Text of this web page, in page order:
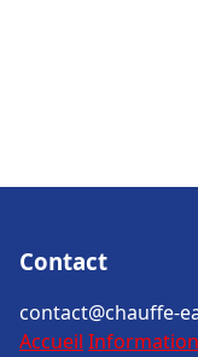
Contact
contact@chauffe-
Accueil